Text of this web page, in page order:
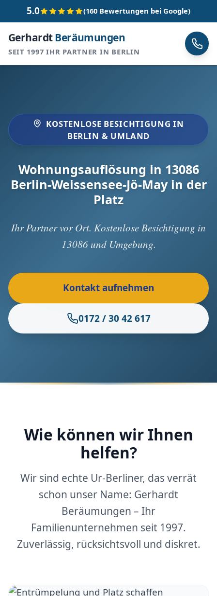
5.0 (160 Bewertungen bei Google)
GerhardtBeräumungen
SEIT 1997 IHR PARTNER IN BERLIN
KOSTENLOSE BESICHTIGUNG IN
BERLIN & UMLAND
Wohnungsauflösung in 13086
Berlin-Weissensee-Jö-May in der
Platz
Ihr Partner vor Ort. Kostenlose Besichtigung in
13086 und Umgebung.
Kontakt aufnehmen
0172 / 30 42 617
Wie können wir Ihnen
helfen?
Wir sind echte Ur-Berliner, das verrät
schon unser Name: Gerhardt
Beräumungen – Ihr
Familienunternehmen seit 1997.
Zuverlässig, rücksichtsvoll und diskret.